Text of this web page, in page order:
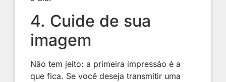
4. Cuide de sua
imagem
Não tem jeito: a primeira impressão é a
que fica. Se você deseja transmitir uma